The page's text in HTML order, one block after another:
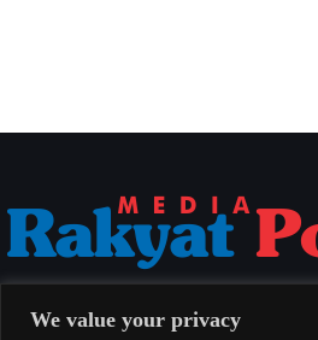
We value your privacy
berimbang untuk seluruh masyarakat Indonesia.